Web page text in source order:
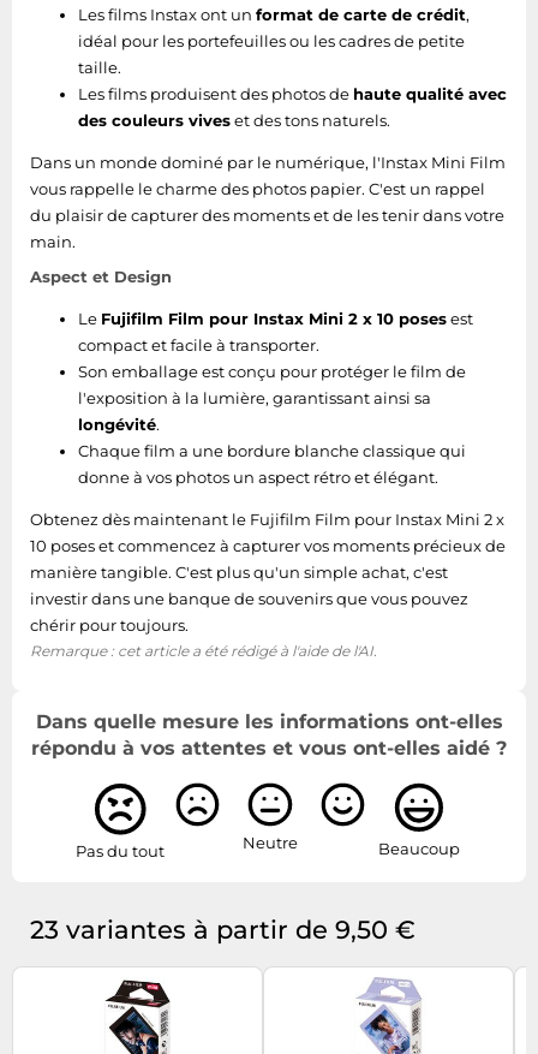
Les films Instax ont un format de carte de crédit,
idéal pour les portefeuilles ou les cadres de petite
taille.
Les films produisent des photos de haute qualité avec
des couleurs viveset des tons naturels.
Dans un monde dominé par le numérique, l'Instax Mini Film
vous rappelle le charme des photos papier. C'est un rappel
du plaisir de capturer des moments et de les tenir dans votre
main.
Aspect et Design
Le Fujifilm Film pour Instax Mini 2 x 10 posesest
compact et facile à transporter.
Son emballage est conçu pour protéger le film de
l'exposition à la lumière, garantissant ainsi sa
longévité.
Chaque film a une bordure blanche classique qui
donne à vos photos un aspect rétro et élégant.
Obtenez dès maintenant le Fujifilm Film pour Instax Mini 2 x
10 poses et commencez à capturer vos moments précieux de
manière tangible. C'est plus qu'un simple achat, c'est
investir dans une banque de souvenirs que vous pouvez
chérir pour toujours.
Remarque : cet article a été rédigé à l'aide de l'AI.
Dans quelle mesure les informations ont-elles
répondu à vos attentes et vous ont-elles aidé ?
Pas du tout Neutre Beaucoup
23 variantes à partir de 9,50 €